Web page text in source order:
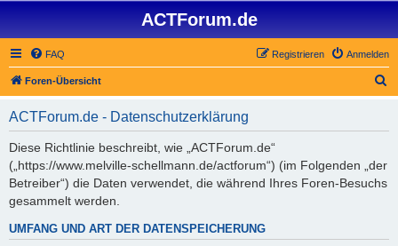
ACTForum.de
FAQ Anmelden
Registrieren
Foren-Übersicht
ACTForum.de - Datenschutzerklärung
Diese Richtlinie beschreibt, wie „ACTForum.de“
(„https://www.melville-schellmann.de/actforum“) (im Folgenden „der
Betreiber“) die Daten verwendet, die während Ihres Foren-Besuchs
gesammelt werden.
UMFANG UND ART DER DATENSPEICHERUNG